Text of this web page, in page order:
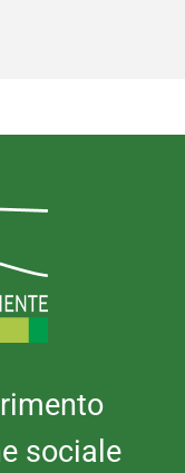
sociale